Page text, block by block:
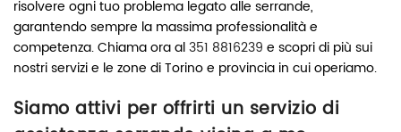
risolvere ogni tuo problema legato alle serrande,
garantendo sempre la massima professionalità e
competenza. Chiama ora al351 8816239 e scopri di più sui
nostri servizi e le zone di Torino e provincia in cui operiamo.
Siamo attivi per offrirti un servizio di